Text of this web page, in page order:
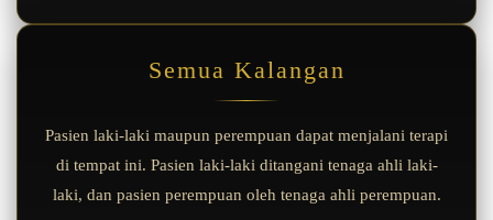
Semua Kalangan
Pasien laki-laki maupun perempuan dapat menjalani terapi
di tempat ini. Pasien laki-laki ditangani tenaga ahli laki-
laki, dan pasien perempuan oleh tenaga ahli perempuan.